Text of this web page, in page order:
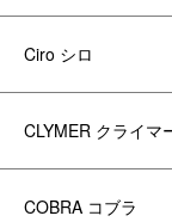
Ciro シロ
CLYMER クライマ
COBRA コブラ